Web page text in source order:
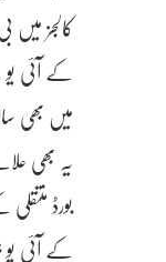
کالجز میں
کے آئی
میں بھی
یہ بھی
بورڈ
کے آئی یو